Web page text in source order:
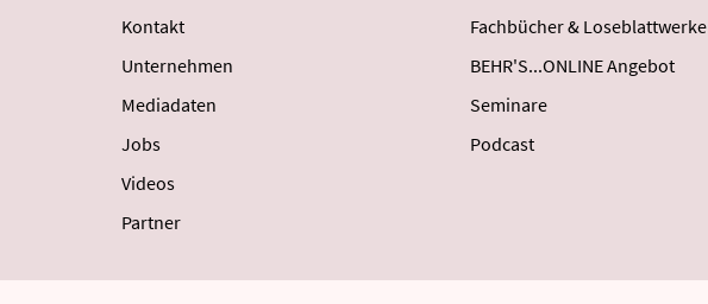
Kontakt
Unternehmen
Mediadaten
Jobs
Videos
Partner
Fachbücher & Loseblattwerke
BEHR'S...ONLINE Angebot
Seminare
Podcast